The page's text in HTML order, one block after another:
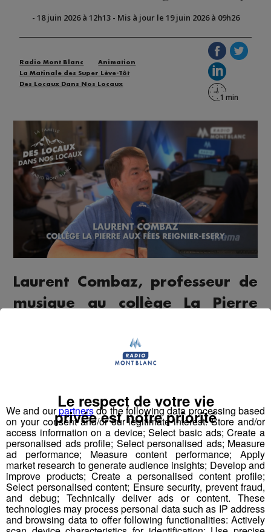
- 18 juin 2026 à 12h13- Mis à jour le 19 juin 2026 à 09h26
Radio Mont Blanc
Animation
La Matinale des Super Lève-Tôt
Des Locaux Dans Nos Locaux
Laurent Combaz, professeur de
musique au collège La Pierre
notre invité sur Radio Mont
Blanc dans « Des locaux dans
Il est venu nous parler d’un beau projet porté par ses
élèves, récemment récompensés par le prix « Non au
harcèlement » décerné par le ministère de l’Éducation
nationale pour leur court-métrage "Le cri du silence".
À travers cette réalisation, les collégiens ont souhaité
sensibiliser au harcèlement scolaire en mettant en image
ses mécanismes, ses conséquences et surtout
We and ourpartnersdo the following data processing based
on your consent and/or our legitimate interest: Store and/or
access information on a device; Select basic ads; Create a
personalised ads profile; Select personalised ads; Measure
ad performance; Measure content performance; Apply
market research to generate audience insights; Develop and
improve products; Create a personalised content profile;
Select personalised content; Ensure security, prevent fraud,
and debug; Technically deliver ads or content. These
technologies may process personal data such as IP address
and browsing data to offer following functionalities: Actively
Le respect de votre vie
privée est notre priorité